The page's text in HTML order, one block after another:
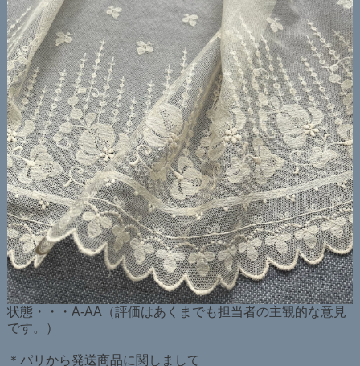
状態・・・A-AA（評価はあくまでも担当者の主観的な意見
です。）
＊パリから発送商品に関しまして